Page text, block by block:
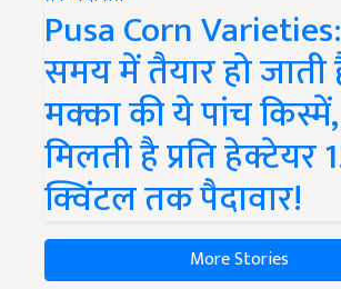
Pusa Corn
समय में तैयार हो जाती
मक्का की ये पांच किस्में,
मिलती है प्रति हेक्टेयर
क्विंटल तक पैदावार!
More Stories